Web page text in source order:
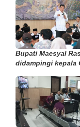
Bupati Maesyal
didampingi kepala